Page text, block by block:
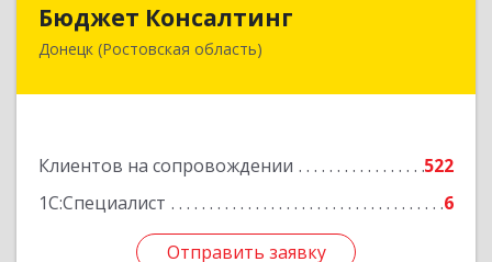
Бюджет Консалтинг
Донецк (Ростовская область)
Клиентов на сопровождении
522
1С:Специалист
6
Отправить заявку
346338, Ростовская обл, г.о. Город Донецк,
Отправить заявку